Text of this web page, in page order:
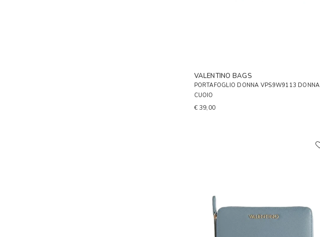
VALENTINO BAGS
PORTAFOGLIO DONNA VPS9W9113 DONNA
CUOIO
€ 39,00